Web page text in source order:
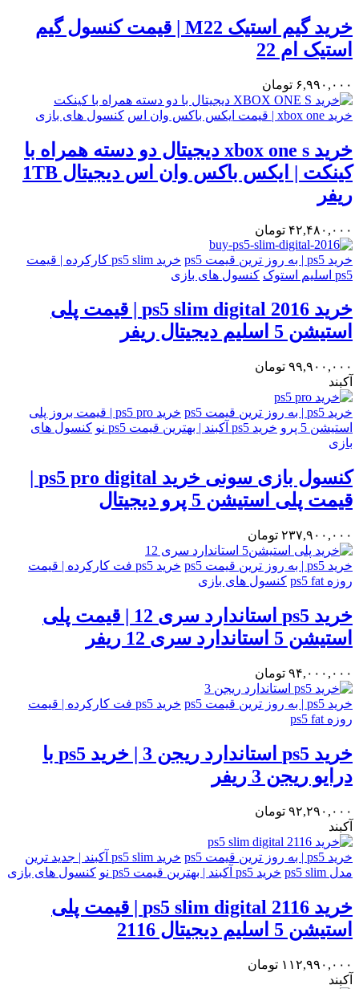
خرید گیم استیک M22 | قیمت کنسول گیم
استیک ام 22
۶,۹۹۰,۰۰۰ تومان
خرید xbox one | قیمت ایکس باکس وان اس کنسول های بازی
خرید xbox one s دیجیتال دو دسته همراه با
کینکت | ایکس باکس وان اس دیجیتال 1TB
ریفر
۴۲,۴۸۰,۰۰۰ تومان
خرید ps5 | به روز ترین قیمت ps5
خرید ps5 slim کارکرده | قیمت
ps5 اسلیم استوک
کنسول های بازی
خرید ps5 slim digital 2016 | قیمت پلی
استیشن 5 اسلیم دیجیتال ریفر
۹۹,۹۰۰,۰۰۰ تومان
آکبند
خرید ps5 | به روز ترین قیمت ps5
خرید ps5 pro | قیمت بروز پلی
استیشن 5 پرو
خرید ps5 آکبند | بهترین قیمت ps5 نو
کنسول های
بازی
قیمت پلی استیشن 5 پرو دیجیتال
۲۳۷,۹۰۰,۰۰۰ تومان
خرید ps5 | به روز ترین قیمت ps5
خرید ps5 فت کارکرده | قیمت
روزه ps5 fat
کنسول های بازی
خرید ps5 استاندارد سری 12 | قیمت پلی
استیشن 5 استاندارد سری 12 ریفر
۹۴,۰۰۰,۰۰۰ تومان
خرید ps5 | به روز ترین قیمت ps5
خرید ps5 فت کارکرده | قیمت
روزه ps5 fat
خرید ps5 استاندارد ریجن 3 | خرید ps5 با
درایو ریجن 3 ریفر
۹۲,۲۹۰,۰۰۰ تومان
آکبند
خرید ps5 | به روز ترین قیمت ps5
خرید ps5 slim آکبند | جدید ترین
مدل ps5 slim
خرید ps5 آکبند | بهترین قیمت ps5 نو کنسول های بازی
خرید ps5 slim digital 2116 | قیمت پلی
استیشن 5 اسلیم دیجیتال 2116
۱۱۲,۹۹۰,۰۰۰ تومان
آکبند